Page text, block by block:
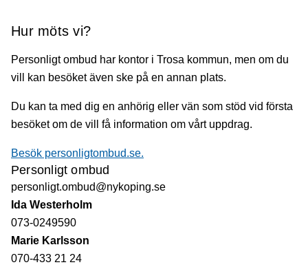
Hur möts vi?
Personligt ombud har kontor i Trosa kommun, men om du
vill kan besöket även ske på en annan plats.
Du kan ta med dig en anhörig eller vän som stöd vid första
besöket om de vill få information om vårt uppdrag.
Besök personligtombud.se.
Personligt ombud
personligt.ombud@nykoping.se
Ida Westerholm
073-0249590
Marie Karlsson
070-433 21 24